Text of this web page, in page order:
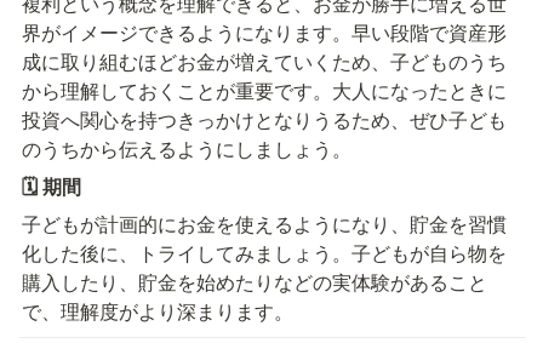
界がイメージできるようになります。早い段階で資産形
成に取り組むほどお金が増えていくため、子どものうち
から理解しておくことが重要です。大人になったときに
投資へ関心を持つきっかけとなりうるため、ぜひ子ども
のうちから伝えるようにしましょう。
🗓️ 期間
子どもが計画的にお金を使えるようになり、貯金を習慣
化した後に、トライしてみましょう。子どもが自ら物を
購入したり、貯金を始めたりなどの実体験があること
で、理解度がより深まります。